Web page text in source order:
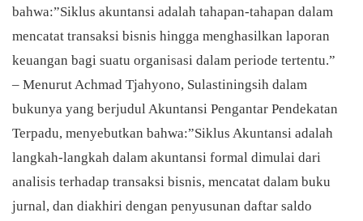
bahwa:”Siklus akuntansi adalah tahapan-tahapan dalam
mencatat transaksi bisnis hingga menghasilkan laporan
keuangan bagi suatu organisasi dalam periode tertentu.”
– Menurut Achmad Tjahyono, Sulastiningsih dalam
bukunya yang berjudul Akuntansi Pengantar Pendekatan
Terpadu, menyebutkan bahwa:”Siklus Akuntansi adalah
langkah-langkah dalam akuntansi formal dimulai dari
analisis terhadap transaksi bisnis, mencatat dalam buku
jurnal, dan diakhiri dengan penyusunan daftar saldo